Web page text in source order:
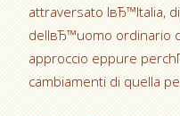
attraversato lвЂ™Italia,
dellвЂ™uomo ordinario
approccio eppure
cambiamenti di quella